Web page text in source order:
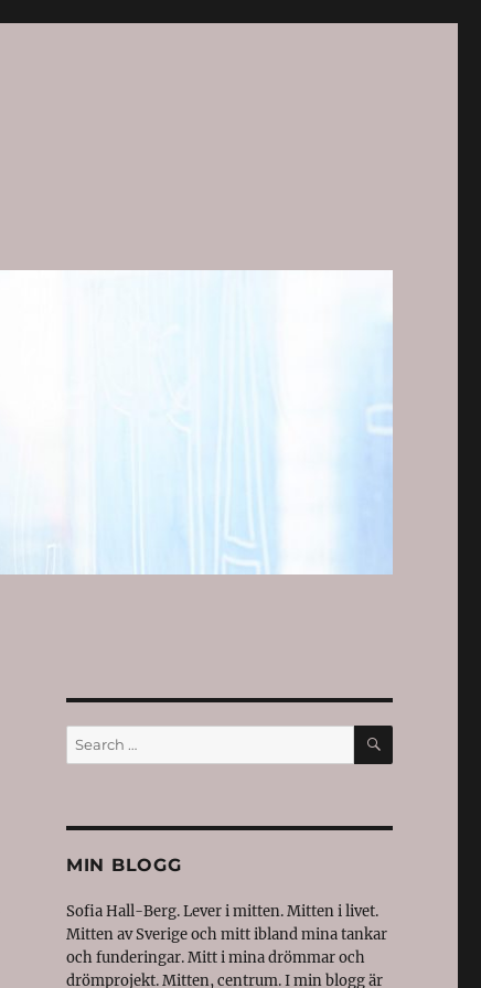
Search
for:
SEARCH
MIN BLOGG
Sofia Hall-Berg. Lever i mitten. Mitten i livet.
Mitten av Sverige och mitt ibland mina tankar
och funderingar. Mitt i mina drömmar och
drömprojekt. Mitten, centrum. I min blogg är